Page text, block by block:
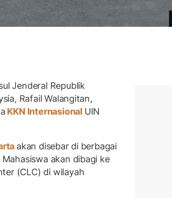
Jenderal Republik
Rafail Walangitan,
KKN Internasional UIN
akan disebar di berbagai
akan dibagi ke
(CLC) di wilayah